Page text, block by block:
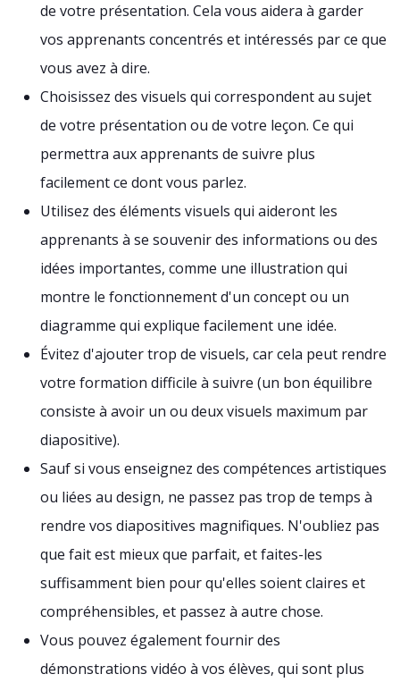
de votre présentation. Cela vous aidera à garder
vos apprenants concentrés et intéressés par ce que
vous avez à dire.
Choisissez des visuels qui correspondent au sujet
de votre présentation ou de votre leçon. Ce qui
permettra aux apprenants de suivre plus
facilement ce dont vous parlez.
Utilisez des éléments visuels qui aideront les
apprenants à se souvenir des informations ou des
idées importantes, comme une illustration qui
montre le fonctionnement d'un concept ou un
diagramme qui explique facilement une idée.
Évitez d'ajouter trop de visuels, car cela peut rendre
votre formation difficile à suivre (un bon équilibre
consiste à avoir un ou deux visuels maximum par
diapositive).
Sauf si vous enseignez des compétences artistiques
ou liées au design, ne passez pas trop de temps à
rendre vos diapositives magnifiques. N'oubliez pas
que fait est mieux que parfait, et faites-les
suffisamment bien pour qu'elles soient claires et
compréhensibles, et passez à autre chose.
Vous pouvez également fournir des
démonstrations vidéo à vos élèves, qui sont plus